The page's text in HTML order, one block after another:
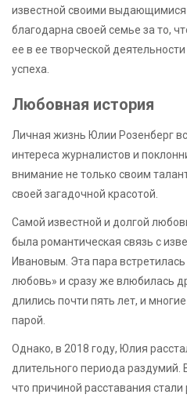
известной своими выдающимися
благодарна своей семье за то,
ее в ее творческой
успеха.
Любовная история
Личная жизнь Юлии Розенберг
интереса журналистов и
внимание не только своим
своей загадочной красотой.
Самой известной и долгой
была романтическая связь с
Ивановым. Эта пара
любовь» и сразу же влюбилась
длились почти пять лет, и
парой.
Однако, в 2018 году, Юлия
длительного периода раздумий.
что причиной расставания